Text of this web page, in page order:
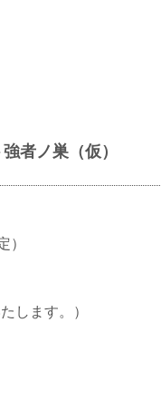
者ノ巣（仮）
）
します。）